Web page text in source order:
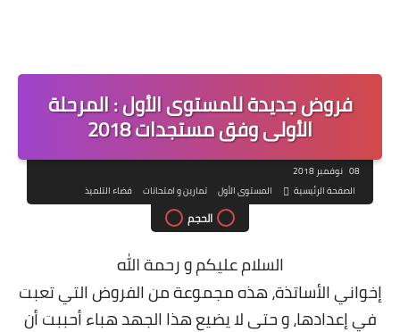
فروض جديدة للمستوى الأول : المرحلة
الأولى وفق مستجدات 2018
08 نوفمبر 2018
الصفحة الرئيسية
المستوى الأول تمارين و امتحانات فضاء التلميذ
الحجم
السلام عليكم و رحمة الله
إخواني الأساتذة، هذه مجموعة من الفروض التي تعبت
في إعدادها، و حتى لا يضيع هذا الجهد هباء أحببت أن